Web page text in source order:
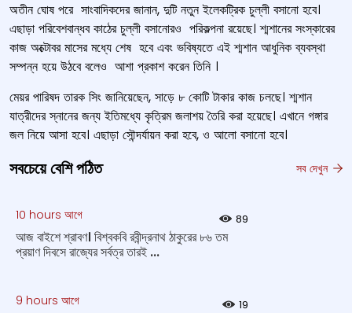
অতীন ঘোষ পরে সাংবাদিকদের জানান, দুটি নতুন ইলেকট্রিক চুল্লী বসানো হবে।
এছাড়া পরিবেশবান্ধব কাঠের চুল্লী বসানোরও পরিকল্পনা রয়েছে। শ্মশানের সংস্কারের
কাজ অক্টোবর মাসের মধ্যে শেষ হবে এবং ভবিষ্যতে এই শ্মশান আধুনিক ব্যবস্থা
সম্পন্ন হয়ে উঠবে বলেও আশা প্রকাশ করেন তিনি ।
মেয়র পারিষদ তারক সিং জানিয়েছেন, সাড়ে ৮ কোটি টাকার কাজ চলছে। শ্মশান
যাত্রীদের স্নানের জন্য ইতিমধ্যে কৃত্রিম জলাশয় তৈরি করা হয়েছে। এখানে গঙ্গার
জল নিয়ে আসা হবে। এছাড়া সৌন্দর্যায়ন করা হবে, ও আলো বসানো হবে।
সবচেয়ে বেশি পঠিত সব দেখুন
10 hours আগে 89
আজ বাইশে শ্রাবণ। বিশ্বকবি রবীন্দ্রনাথ ঠাকুরের ৮৬ তম
প্রয়াণ দিবসে রাজ্যের সর্বত্র তারই ...
9 hours আগে 19